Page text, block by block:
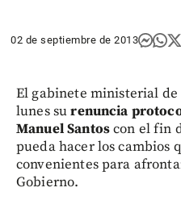
02 de septiembre de 2013
El gabinete ministerial de
lunes surenuncia
Manuel Santoscon el fin
pueda hacer los cambios
convenientes para
Gobierno.